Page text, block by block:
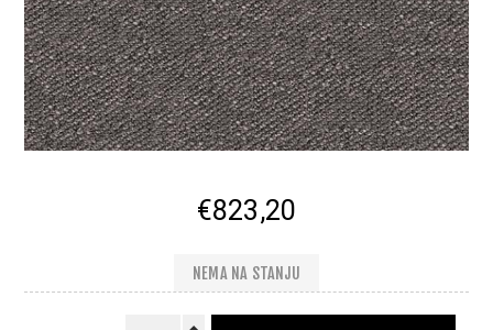
€823,20
NEMA NA STANJU